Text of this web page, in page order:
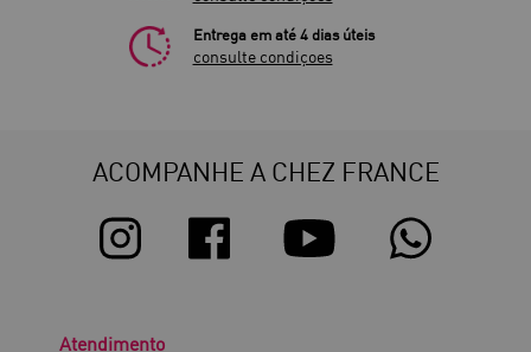
Entrega em até 4 dias úteis
consulte condiçoes
ACOMPANHE A CHEZ FRANCE
Atendimento